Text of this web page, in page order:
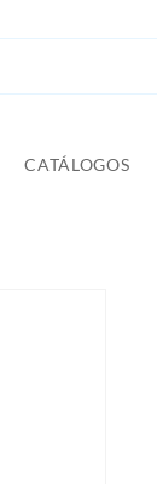
CATÁLOGOS